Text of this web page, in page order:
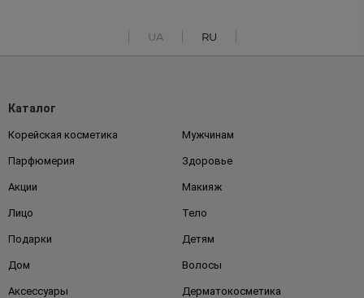
UA RU
Каталог
Корейская косметика Мужчинам
Парфюмерия Здоровье
Акции Макияж
Лицо Тело
Подарки Детям
Дом Волосы
Аксессуары Дерматокосметика